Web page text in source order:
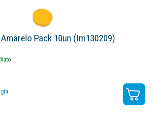
Pack 10un (im130209)